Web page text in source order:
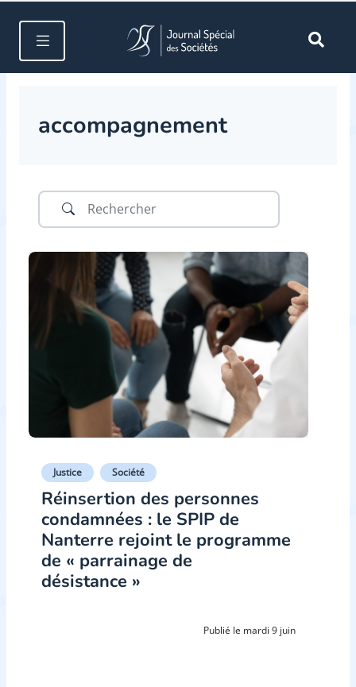
accompagnement
Justice Société
Réinsertion des personnes
condamnées : le SPIP de
Nanterre rejoint le programme
de « parrainage de
désistance »
Publié le mardi 9 juin